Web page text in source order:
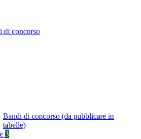
di concorso
Bandi di concorso (da pubblicare in
tabelle)
3